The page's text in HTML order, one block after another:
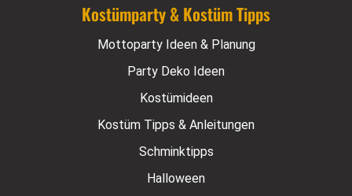
Kostümparty & Kostüm Tipps
Mottoparty Ideen & Planung
Party Deko Ideen
Kostümideen
Kostüm Tipps & Anleitungen
Schminktipps
Halloween